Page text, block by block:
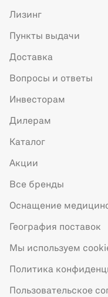
Лизинг
Пункты выдачи
Доставка
Вопросы и ответы
Инвесторам
Дилерам
Каталог
Акции
Все бренды
Оснащение
География поставок
Мы используем
Политика
Пользовательское